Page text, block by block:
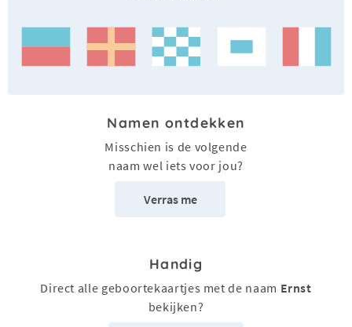
Namen ontdekken
Misschien is de volgende
naam wel iets voor jou?
Verras me
Handig
Direct alle geboortekaartjes met de naam Ernst
bekijken?